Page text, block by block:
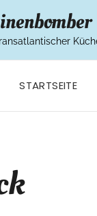
STARTSEITE